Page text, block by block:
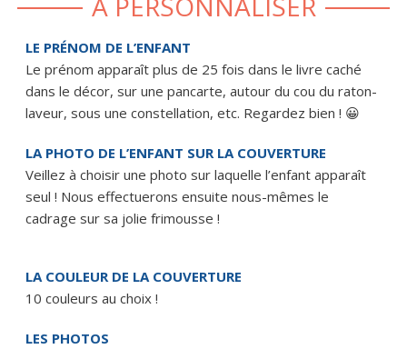
LE PRÉNOM DE L’ENFANT
Le prénom apparaît plus de 25 fois dans le livre caché
dans le décor, sur une pancarte, autour du cou du raton-
laveur, sous une constellation, etc. Regardez bien ! 😀
LA PHOTO DE L’ENFANT SUR LA COUVERTURE
Veillez à choisir une photo sur laquelle l’enfant apparaît
seul ! Nous effectuerons ensuite nous-mêmes le
cadrage sur sa jolie frimousse !
LA COULEUR DE LA COUVERTURE
10 couleurs au choix !
LES PHOTOS